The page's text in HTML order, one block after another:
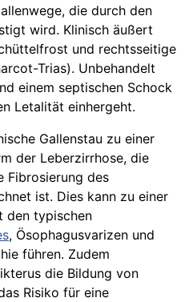
die durch den
wird. Klinisch äußert
und rechtsseitige
Trias). Unbehandelt
einem septischen Schock
Letalität einhergeht.
Gallenstau zu einer
der Leberzirrhose, die
Fibrosierung des
ist. Dies kann zu einer
den typischen
, Ösophagusvarizen und
führen. Zudem
die Bildung von
Risiko für eine